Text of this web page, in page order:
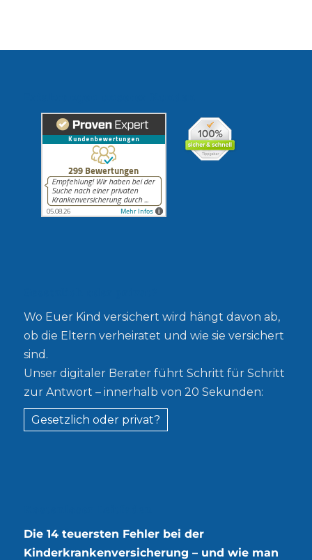
Wo Euer Kind versichert wird hängt davon ab,
ob die Eltern verheiratet und wie sie versichert
sind.
Unser digitaler Berater führt Schritt für Schritt
zur Antwort – innerhalb von 20 Sekunden:
Gesetzlich oder privat?
Die 14 teuersten Fehler bei der
Kinderkrankenversicherung – und wie man